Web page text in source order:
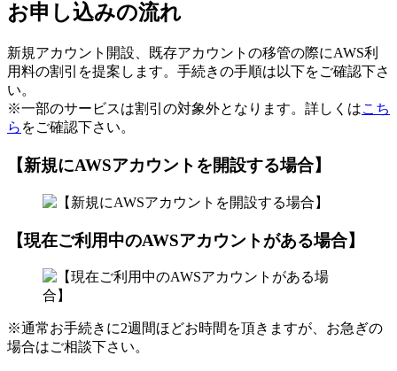
お申し込みの流れ
新規アカウント開設、既存アカウントの移管の際にAWS利
用料の割引を提案します。手続きの手順は以下をご確認下さ
い。
※一部のサービスは割引の対象外となります。詳しくはこち
ら をご確認下さい。
【新規にAWSアカウントを開設する場合】
【現在ご利用中のAWSアカウントがある場合】
※通常お手続きに2週間ほどお時間を頂きますが、お急ぎの
場合はご相談下さい。